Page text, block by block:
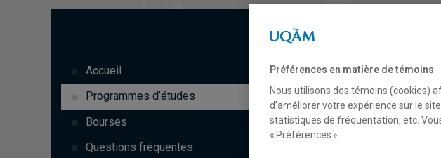
Accueil
Programmes d’études
Bourses
Questions fréquentes
Préférences en matière de témoins
Nous utilisons des témoins (cookies)
d’améliorer votre expérience sur le
statistiques de fréquentation, etc.
« Préférences ».